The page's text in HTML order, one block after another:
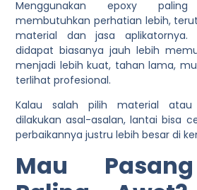
Menggunakan epoxy
membutuhkan perhatian lebih,
material dan jasa aplikatornya.
didapat biasanya jauh lebih
menjadi lebih kuat, tahan lama,
terlihat profesional.
Kalau salah pilih material atau
dilakukan asal-asalan, lantai bisa
perbaikannya justru lebih besar di
Mau